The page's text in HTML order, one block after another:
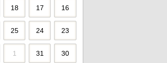
16
17
18
23
24
25
30
31
1